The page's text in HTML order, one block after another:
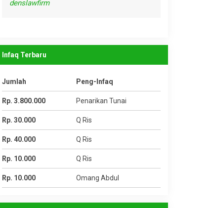
denslawfirm
Infaq Terbaru
Jumlah Peng-Infaq
Rp. 3.800.000 Penarikan Tunai
Rp. 30.000 Q Ris
Rp. 40.000 Q Ris
Rp. 10.000 Q Ris
Rp. 10.000 Omang Abdul